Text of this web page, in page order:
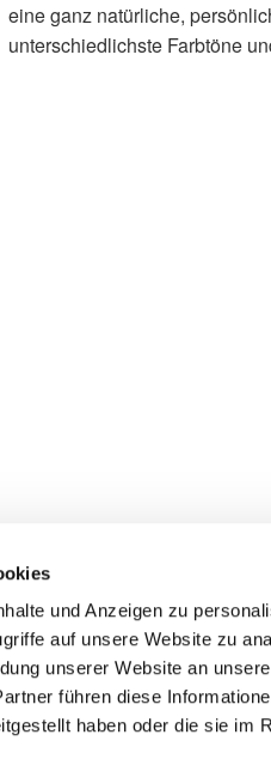
und Anzeigen zu
auf unsere Website zu
unserer Website an
führen diese
haben oder die sie im
eine ganz natürliche,
unterschiedlichste Farbtöne